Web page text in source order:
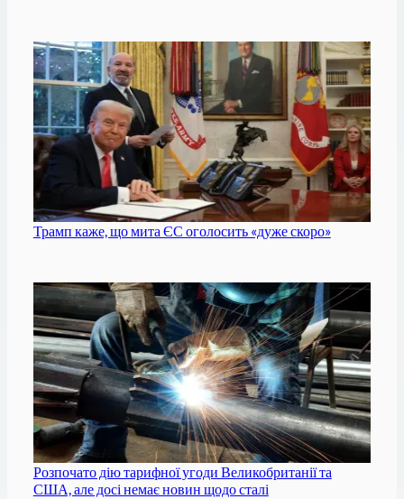
Трамп каже, що мита ЄС оголосить «дуже скоро»
Розпочато дію тарифної угоди Великобританії та
США, але досі немає новин щодо сталі